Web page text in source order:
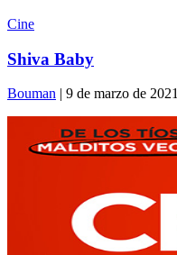
Cine
Shiva Baby
Bouman | 9 de marzo de 2021